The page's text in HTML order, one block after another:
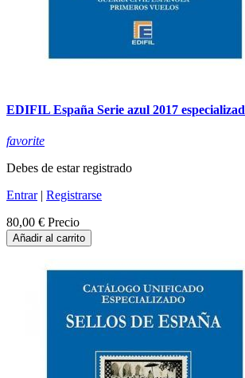
EDIFIL España Serie azul 2017
favorite
Debes de estar registrado
Entrar| Registrarse
80,00 € Precio
Añadir al carrito